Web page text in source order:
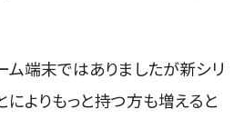
ム端末ではありましたが新シリ
よりもっと持つ方も増えると